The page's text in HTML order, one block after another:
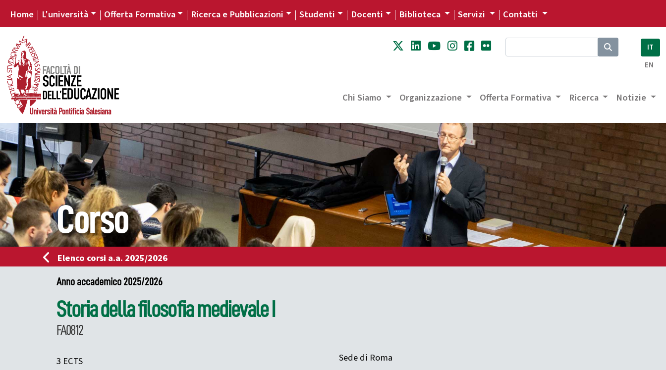
Home L'università Offerta Formativa Ricerca e Pubblicazioni Studenti Docenti Biblioteca Servizi Contatti
IT
EN
Chi Siamo Organizzazione Offerta Formativa Ricerca Notizie
Corso
Elenco corsi a.a. 2025/2026
Anno accademico 2025/2026
Storia della filosofia medievale I
FA0812
3 ECTS
Sede di Roma